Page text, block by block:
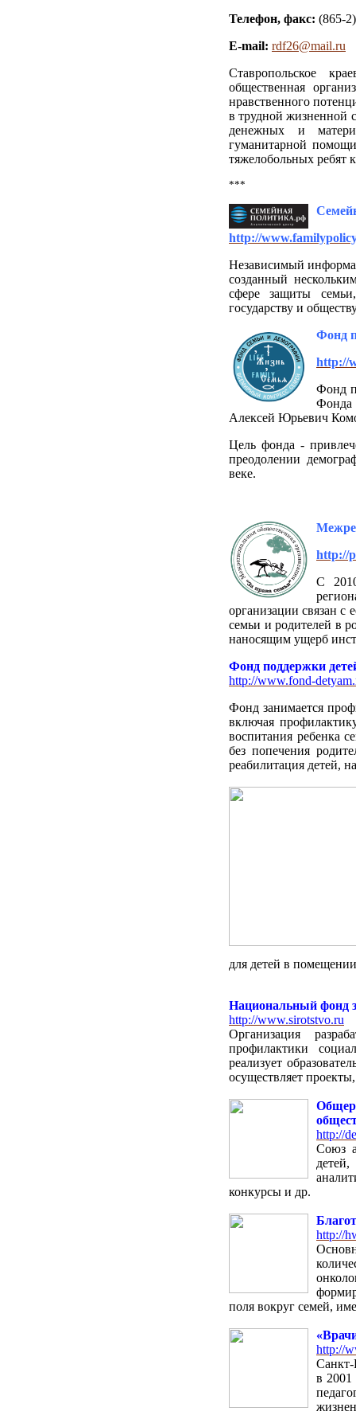
Телефон, факс: (865-
E-mail: rdf26@mail.ru
Ставропольское
общественная
нравственного
в трудной жизненной
денежных и
гуманитарной
тяжелобольных ребят
***
http://
Независимый
созданный
сфере защиты
государству и
Фонд
http://
Фонд
Алексей Юрьевич
Цель фонда -
преодолении
веке.
http://
С
организации связан с
семьи и родителей в
наносящим ущерб
Фонд поддержки
http://www.fond-
Фонд занимается
включая
воспитания ребенка
без попечения
реабилитация детей,
для детей в
Национальный фонд
http://www.sirotstvo.ru
Организация
профилактики
реализует
осуществляет
http://
Союз
конкурсы и др.
http://
поля вокруг семей,
http://
Санкт-
в 2001